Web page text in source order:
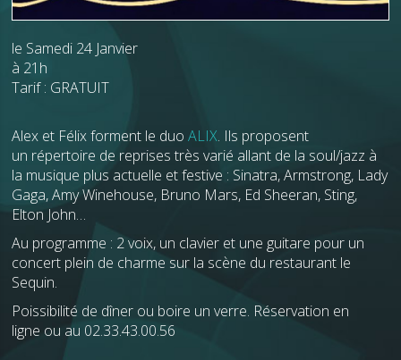
le Samedi 24 Janvier
à 21h
Tarif : GRATUIT
Alex et Félix forment le duoALIX. Ils proposent
un répertoire de reprises très varié allant de la soul/jazz à
la musique plus actuelle et festive : Sinatra, Armstrong, Lady
Gaga, Amy Winehouse, Bruno Mars, Ed Sheeran, Sting,
Elton John…
Au programme : 2 voix, un clavier et une guitare pour un
concert plein de charme sur la scène du restaurant le
Sequin.
Poissibilité de dîner ou boire un verre. Réservation en
ligne ou au 02.33.43.00.56